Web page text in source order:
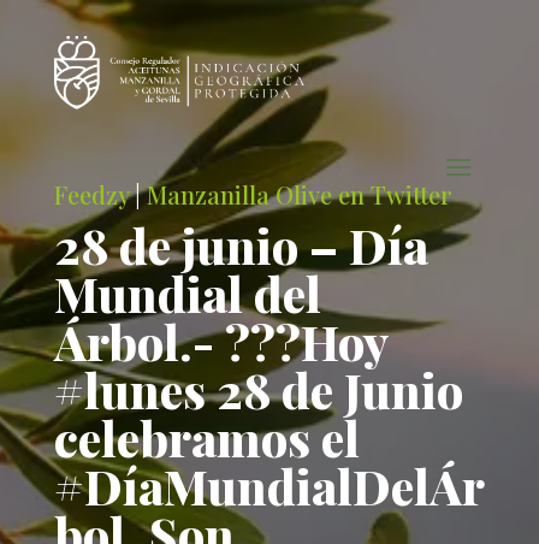
Feedzy|Manzanilla Olive en Twitter
28 de junio – Día
Mundial del
Árbol.- ???Hoy
#lunes 28 de Junio
celebramos el
#DíaMundialDelÁr